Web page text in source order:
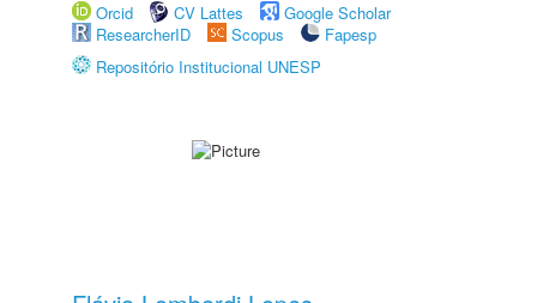
Orcid
CV Lattes
Google Scholar
ResearcherID
Scopus
Fapesp
Repositório Institucional UNESP